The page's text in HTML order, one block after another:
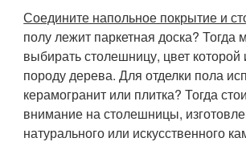
Соедините напольное покрытие и
полу лежит паркетная доска? Тогда
выбирать столешницу, цвет которой
породу дерева. Для отделки пола
керамогранит или плитка? Тогда
внимание на столешницы,
натурального или искусственного